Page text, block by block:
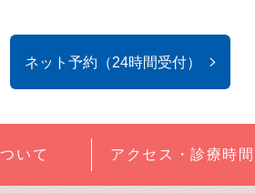
ネット予約（24時間受付）
いて アクセス・診療時間